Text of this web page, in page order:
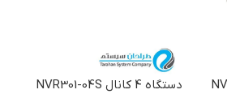
دستگاه 4 کانال NVR301-04S